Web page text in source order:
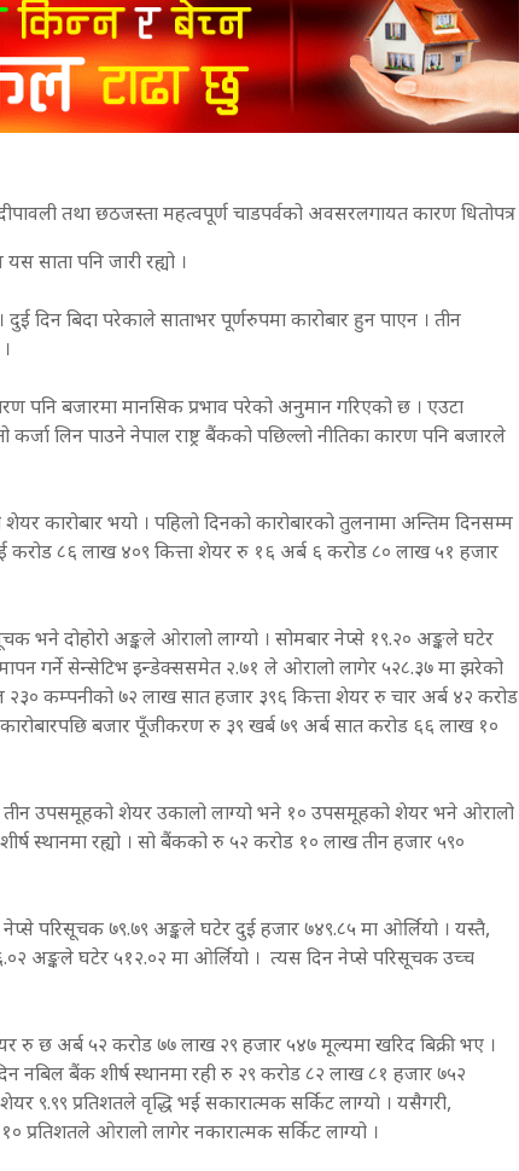
तथा छठजस्ता महत्वपूर्ण चाडपर्वको अवसरलगायत कारण धितोपत्र
साता पनि जारी रह्यो ।
दुई दिन बिदा परेकाले साताभर पूर्णरुपमा कारोबार हुन पाएन । तीन
पनि बजारमा मानसिक प्रभाव परेको अनुमान गरिएको छ । एउटा
लिन पाउने नेपाल राष्ट्र बैंकको पछिल्लो नीतिका कारण पनि बजारले
भयो । पहिलो दिनको कारोबारको तुलनामा अन्तिम दिनसम्म
८६ लाख ४०९ कित्ता शेयर रु १६ अर्ब ६ करोड ८० लाख ५१ हजार
भने दोहोरो अङ्कले ओरालो लाग्यो । सोमबार नेप्से १९.२० अङ्कले घटेर
गर्ने सेन्सेटिभ इन्डेक्ससमेत २.७१ ले ओरालो लागेर ५२८.३७ मा झरेको
कम्पनीको ७२ लाख सात हजार ३९६ कित्ता शेयर रु चार अर्ब ४२ करोड
बजार पूँजीकरण रु ३९ खर्ब ७९ अर्ब सात करोड ६६ लाख १०
उपसमूहको शेयर उकालो लाग्यो भने १० उपसमूहको शेयर भने ओरालो
स्थानमा रह्यो । सो बैंकको रु ५२ करोड १० लाख तीन हजार ५९०
परिसूचक ७९.७९ अङ्कले घटेर दुई हजार ७४९.८५ मा ओर्लियो । यस्तै,
अङ्कले घटेर ५१२.०२ मा ओर्लियो । त्यस दिन नेप्से परिसूचक उच्च
छ अर्ब ५२ करोड ७७ लाख २९ हजार ५४७ मूल्यमा खरिद बिक्री भए ।
नबिल बैंक शीर्ष स्थानमा रही रु २९ करोड ८२ लाख ८१ हजार ७५२
९.९९ प्रतिशतले वृद्धि भई सकारात्मक सर्किट लाग्यो । यसैगरी,
ओरालो लागेर नकारात्मक सर्किट लाग्यो ।